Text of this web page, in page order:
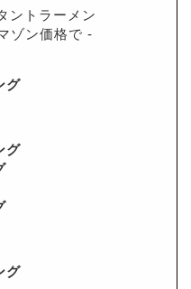
ントラーメン
ゾン価格で -
グ
グ
グ